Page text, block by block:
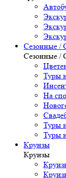
Сезонные /
Сезонные /
Туры
На
Туры
Туры
Круизы
Круизы